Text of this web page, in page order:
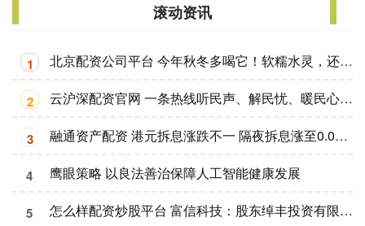
滚动资讯
1 北京配资公司平台 今年秋冬多喝它！软糯水灵，还能补气血
2 云沪深配资官网 一条热线听民声、解民忧、暖民心 淄博12345热线彰显城市温度
3 融通资产配资 港元拆息涨跌不一 隔夜拆息涨至0.01979厘
4 鹰眼策略 以良法善治保障人工智能健康发展
5 怎么样配资炒股平台 富信科技：股东绰丰投资有限公司拟询价转让264.72万股 占总股本3%